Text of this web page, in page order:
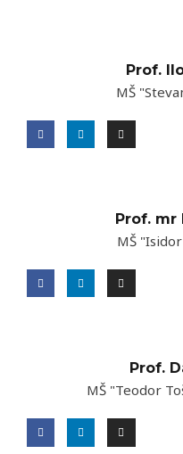
Prof.
MŠ
Prof. mr
MŠ
Prof.
MŠ "Teodor